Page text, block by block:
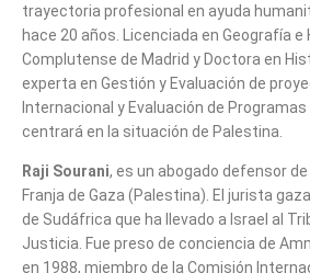
trayectoria profesional en ayuda
hace 20 años. Licenciada en Geografía e
Complutense de Madrid y Doctora en
experta en Gestión y Evaluación de
Internacional y Evaluación de
centrará en la situación de Palestina.
Raji Sourani, es un abogado defensor
Franja de Gaza (Palestina). El jurista
de Sudáfrica que ha llevado a Israel al
Justicia. Fue preso de conciencia de
en 1988, miembro de la Comisión